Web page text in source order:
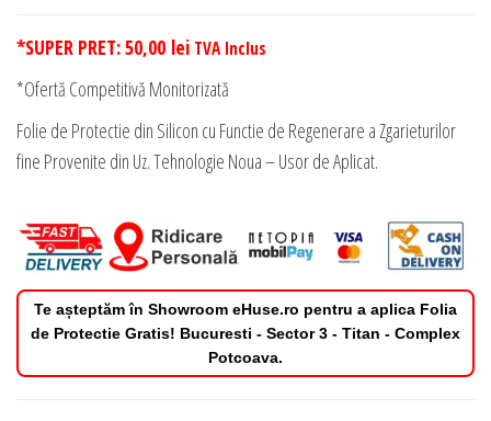
*SUPER PRET:50,00 lei TVA Inclus
*Ofertă Competitivă Monitorizată
Folie de Protectie din Silicon cu Functie de Regenerare a Zgarieturilor
fine Provenite din Uz. Tehnologie Noua – Usor de Aplicat.
Te așteptăm în Showroom eHuse.ro pentru a aplica Folia
de Protectie Gratis! Bucuresti - Sector 3 - Titan - Complex
Potcoava.